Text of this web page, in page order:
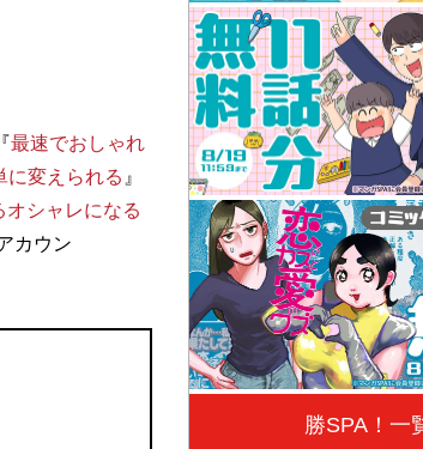
最速でおしゃれ
変えられる 』
シャレになる
カウン
勝SPA！一